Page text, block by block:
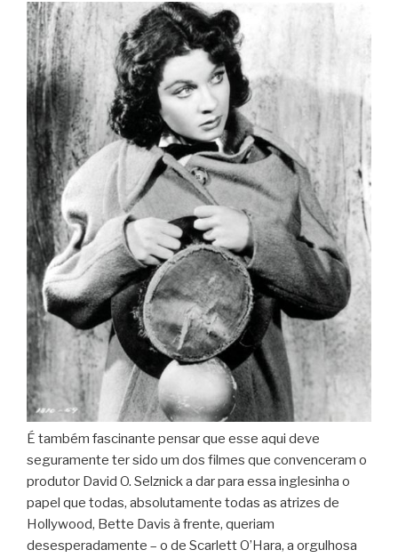
É também fascinante pensar que esse aqui deve
seguramente ter sido um dos filmes que convenceram o
produtor David O. Selznick a dar para essa inglesinha o
papel que todas, absolutamente todas as atrizes de
Hollywood, Bette Davis à frente, queriam
desesperadamente – o de Scarlett O’Hara, a orgulhosa